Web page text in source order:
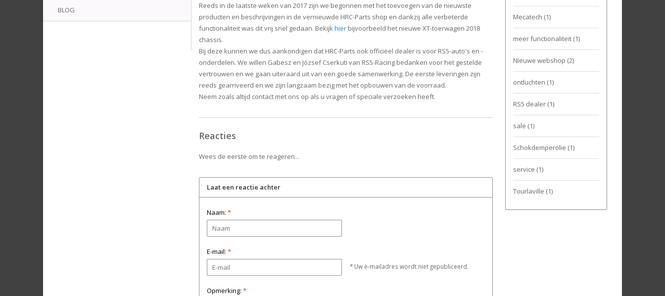
BLOG
Reeds in de laatste weken van 2017 zijn we begonnen met het toevoegen van de nieuwste
producten en beschrijvingen in de vernieuwde HRC-Parts shop en dankzij alle verbeterde
functionaliteit was dit vrij snel gedaan. Bekijkhier bijvoorbeeld het nieuwe XT-toerwagen 2018
chassis.
Bij deze kunnen we dus aankondigen dat HRC-Parts ook officiëel dealer is voor RS5-auto's en -
onderdelen. We willen Gabesz en József Cserkuti van RS5-Racing bedanken voor het gestelde
vertrouwen en we gaan uiteraard uit van een goede samenwerking. De eerste leveringen zijn
reeds gearriveerd en we zijn langzaam bezig met het opbouwen van de voorraad.
Neem zoals altijd contact met ons op als u vragen of speciale verzoeken heeft.
Reacties
Wees de eerste om te reageren...
Laat een reactie achter
Naam: *
E-mail: *
* Uw e-mailadres wordt niet gepubliceerd.
Opmerking: *
Mecatech (1)
meer functionaliteit (1)
NIeuwe webshop (2)
ontluchten (1)
RS5 dealer (1)
sale (1)
Schokdemperolie (1)
service (1)
Tourlaville (1)